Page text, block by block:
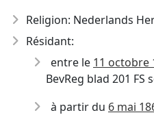
Religion: Nederlands
Résidant:
entre le 11 octobre
BevReg blad 201
à partir du 6 mai